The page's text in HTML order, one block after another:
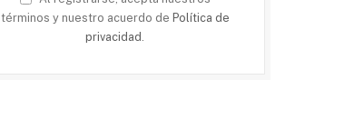
términos y nuestro acuerdo de Política de
privacidad